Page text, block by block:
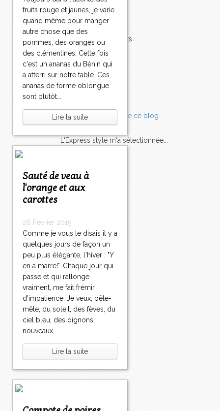
fruits rouge et jaunes, je varie
quand même pour manger
autre chose que des
pommes, des oranges ou
des clémentines. Cette fois
c'est un ananas du Bénin qui
a atterri sur notre table. Ces
ananas de forme oblongue
sont plutôt...
Lire la suite
Sauté de veau à
l'orange et aux
carottes
26 Février 2015
Comme je vous le disais il y a
quelques jours de façon un
peu plus élégante, l'hiver : "Y
en a marre!". Chaque jour qui
passe et qui rallonge
vraiment, me fait frémir
d'impatience. Je veux, pêle-
mêle, du soleil, des fèves, du
ciel bleu, des oignons
nouveaux,...
Lire la suite
Soupe
Fêtes
Poisson
Accompagnements
Champignons
Pâtes
Tomates
Balade
L'Express style m'a sélectionnée...
lexpress.fr/Styles
articles récents